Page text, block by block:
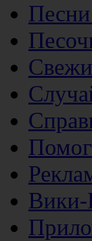
Вики-